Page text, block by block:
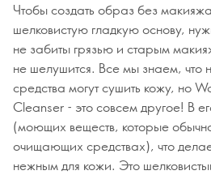
Чтобы создать образ без
шелковистую гладкую основу,
не забиты грязью и старым
не шелушится. Все мы знаем,
средства могут сушить кожу, но
Cleanser - это совсем другое! В
(моющих веществ, которые
очищающих средствах), что
нежным для кожи. Это